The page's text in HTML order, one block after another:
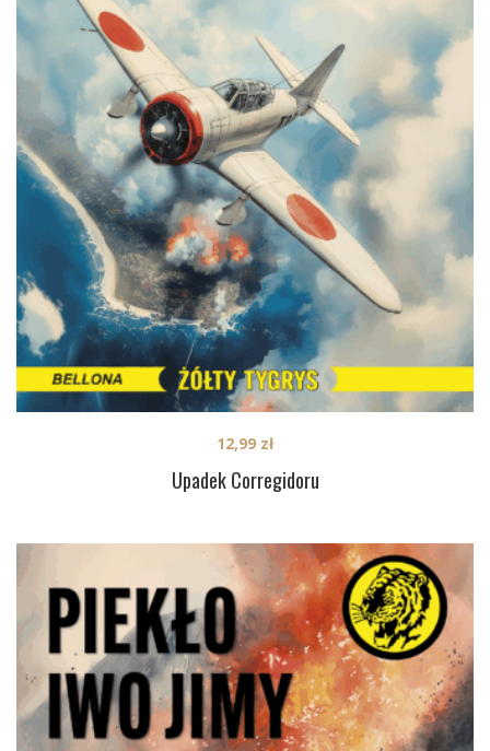
Upadek Corregidoru
12,99 zł